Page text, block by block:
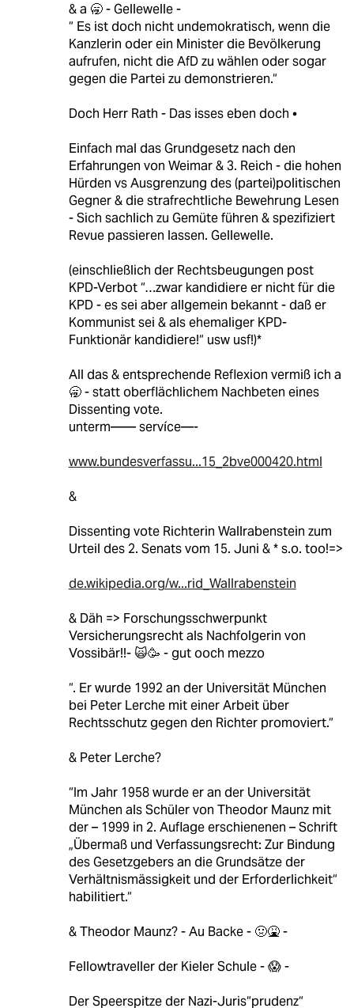
& a 🥱 - Gellewelle -
“ Es ist doch nicht undemokratisch, wenn die
Kanzlerin oder ein Minister die Bevölkerung
aufrufen, nicht die AfD zu wählen oder sogar
gegen die Partei zu demonstrieren.“
Doch Herr Rath - Das isses eben doch •
Einfach mal das Grundgesetz nach den
Erfahrungen von Weimar & 3. Reich - die hohen
Hürden vs Ausgrenzung des (partei)politischen
Gegner & die strafrechtliche Bewehrung Lesen
- Sich sachlich zu Gemüte führen & spezifiziert
Revue passieren lassen. Gellewelle.
(einschließlich der Rechtsbeugungen post
KPD-Verbot “…zwar kandidiere er nicht für die
KPD - es sei aber allgemein bekannt - daß er
Kommunist sei & als ehemaliger KPD-
Funktionär kandidiere!“ usw usf!)*
All das & entsprechende Reflexion vermiß ich a
🥱 - statt oberflächlichem Nachbeten eines
Dissenting vote.
unterm—— servíce—-
www.bundesverfassu...15_2bve000420.html
&
Dissenting vote Richterin Wallrabenstein zum
Urteil des 2. Senats vom 15. Juni & * s.o. too!=>
de.wikipedia.org/w...rid_Wallrabenstein
& Däh => Forschungsschwerpunkt
Versicherungsrecht als Nachfolgerin von
Vossibär!!- 🙀🥳 - gut ooch mezzo
“. Er wurde 1992 an der Universität München
bei Peter Lerche mit einer Arbeit über
Rechtsschutz gegen den Richter promoviert.“
& Peter Lerche?
“Im Jahr 1958 wurde er an der Universität
München als Schüler von Theodor Maunz mit
der – 1999 in 2. Auflage erschienenen – Schrift
„Übermaß und Verfassungsrecht: Zur Bindung
des Gesetzgebers an die Grundsätze der
Verhältnismässigkeit und der Erforderlichkeit“
habilitiert.“
& Theodor Maunz? - Au Backe - 🤢🤮 -
Fellowtraveller der Kieler Schule - 😱 -
Der Speerspitze der Nazi-Juris“prudenz“